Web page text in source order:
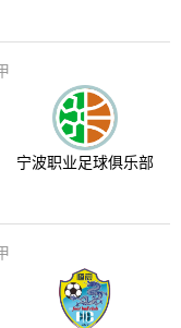
宁波职业足球俱乐部